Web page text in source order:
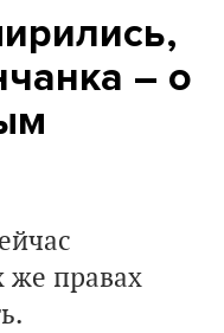
– о
же правах